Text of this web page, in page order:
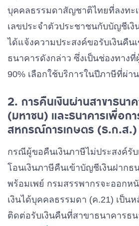
บุคคลธรรมดาสัญชาติไทยที่ลงทะ
เลขประจำตัวประชาชนกับบัญชีเงิ
ได้แจ้งความประสงค์ขอรับเงินคืน
ธนาคารดังกล่าว ซึ่งเป็นช่องทาง
90% เลือกใช้บริการในปีภาษีที่ผ่า
2. การคืนเงินผ่านสาขาธนา
(มหาชน) และธนาคารเพื่อก
สหกรณ์การเกษตร (ธ.ก.ส.)
กรณีผู้ขอคืนเงินภาษีไม่ประสงค์รั
โอนเงินภาษีคืนเข้าบัญชีเงินฝากธ
พร้อมเพย์ กรมสรรพากรจะออกห
เงินได้บุคคลธรรมดา (ค.21) เป็นห
ติดต่อรับเงินคืนที่สาขาธนาคารธ